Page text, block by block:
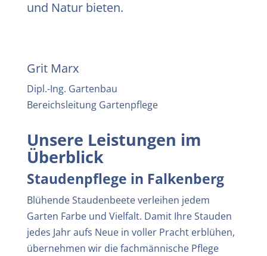
und Natur bieten.
Grit Marx
Dipl.-Ing. Gartenbau
Bereichsleitung Gartenpflege
Unsere Leistungen im
Überblick
Staudenpflege in Falkenberg
Blühende Staudenbeete verleihen jedem
Garten Farbe und Vielfalt. Damit Ihre Stauden
jedes Jahr aufs Neue in voller Pracht erblühen,
übernehmen wir die fachmännische Pflege